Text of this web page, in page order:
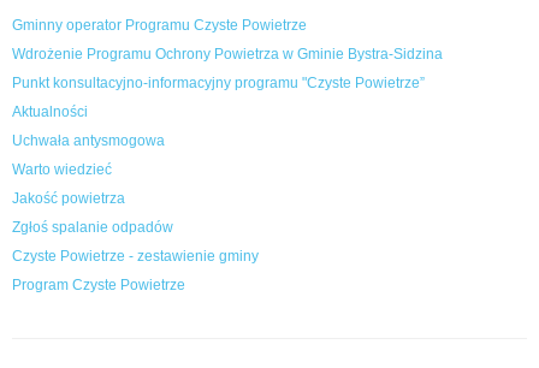
Gminny operator Programu Czyste Powietrze
Wdrożenie Programu Ochrony Powietrza w Gminie Bystra-Sidzina
Punkt konsultacyjno-informacyjny programu "Czyste Powietrze”
Aktualności
Uchwała antysmogowa
Warto wiedzieć
Jakość powietrza
Zgłoś spalanie odpadów
Czyste Powietrze - zestawienie gminy
Program Czyste Powietrze